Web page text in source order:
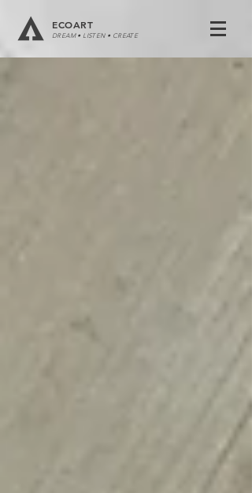
ECOART
DREAM • LISTEN • CREATE